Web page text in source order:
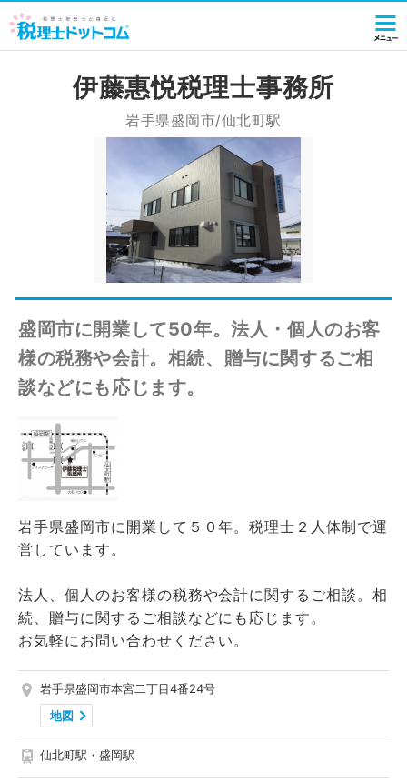
伊藤惠悦税理士事務所
岩手県盛岡市/仙北町駅
盛岡市に開業して50年。法人・個人のお客
様の税務や会計。相続、贈与に関するご相
談などにも応じます。
岩手県盛岡市に開業して５０年。税理士２人体制で運
営しています。
法人、個人のお客様の税務や会計に関するご相談。相
続、贈与に関するご相談などにも応じます。
お気軽にお問い合わせください。
岩手県盛岡市本宮二丁目4番24号
地図
仙北町駅・盛岡駅